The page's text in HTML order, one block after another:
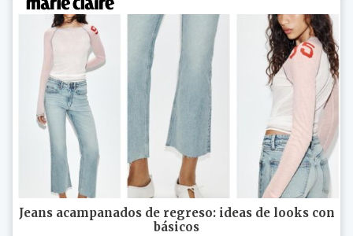
Jeans acampanados de regreso: ideas de looks con
básicos